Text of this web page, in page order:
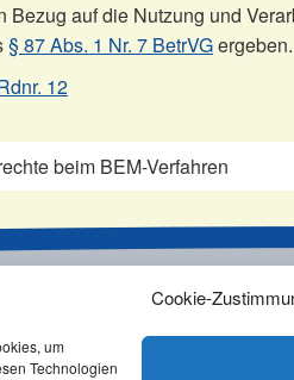
Cookie-
um
Technologien
Bezug auf die Nutzung und
§ 87 Abs. 1 Nr. 7 BetrVGergeben.
12
beim BEM-Verfahren
Rechtliches AGB